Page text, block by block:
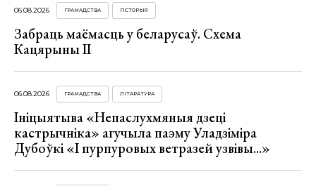
06.08.2026 ГРАМАДСТВА ГІСТОРЫЯ
Забраць маёмасць у беларусаў. Схема
Кацярыны ІІ
06.08.2026 ГРАМАДСТВА ЛІТАРАТУРА
Ініцыятыва «Непаслухмяныя дзеці
кастрычніка» агучыла паэму Уладзіміра
Дубоўкі «І пурпуровых ветразей узвівы...»